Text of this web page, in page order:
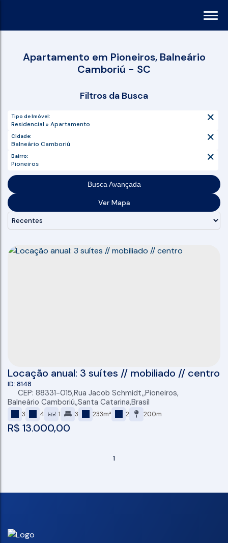
Apartamento em Pioneiros, Balneário
Camboriú - SC
Tipo de Imóvel:
Residencial » Apartamento
Balneário Camboriú
Busca Avançada
Ver Mapa
Locação anual: 3 suítes // mobiliado // centro
R$ 13.000,00
8148
CEP: 88331-015,Rua Jacob Schmidt ,Pioneiros,
Balneário Camboriú ,Santa Catarina,Brasil
3 4 1 3 233m² 2 200m
1